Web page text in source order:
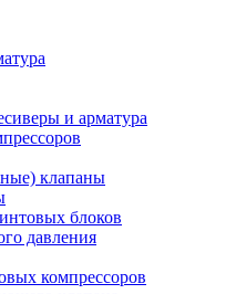
и арматура
клапаны
блоков
давления
компрессоров